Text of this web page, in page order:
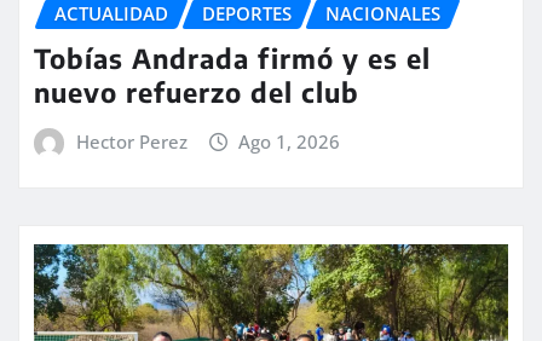
ACTUALIDAD DEPORTES NACIONALES
Tobías Andrada firmó y es el
nuevo refuerzo del club
Hector Perez Ago 1, 2026